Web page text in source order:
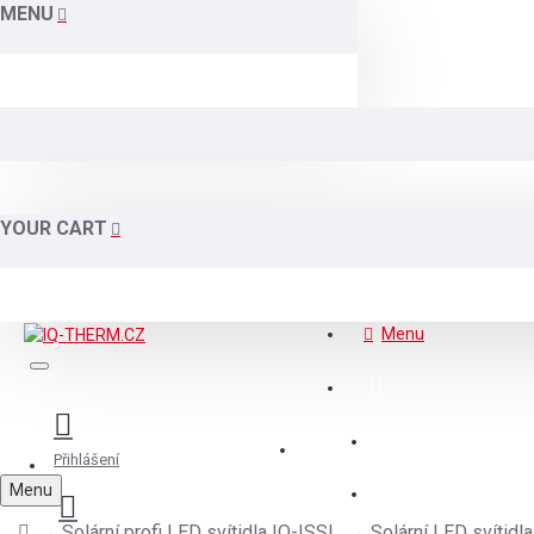
MENU
YOUR CART
Přihlášení
Menu
Menu